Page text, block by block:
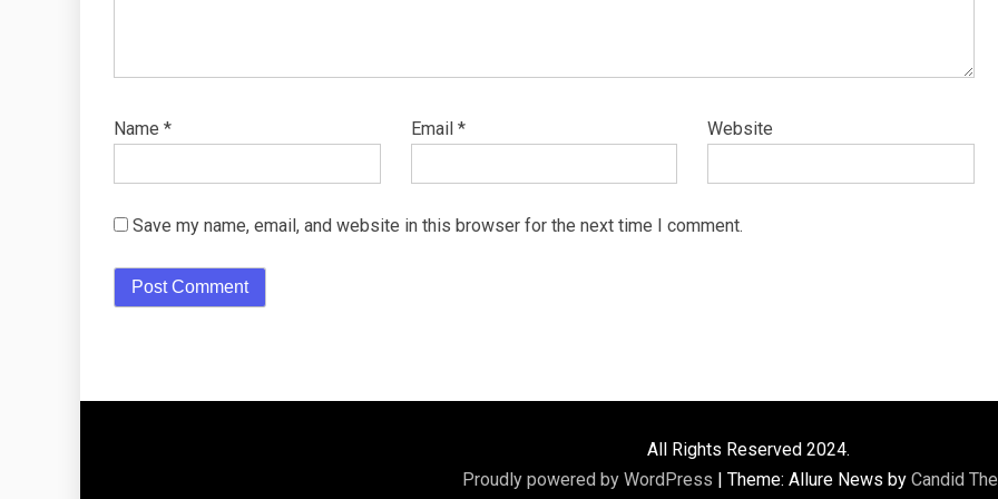
Name * Email * Website
Save my name, email, and website in this browser for the next time I comment.
All Rights Reserved 2024.
Proudly powered by WordPress
Theme: Allure News by Candid